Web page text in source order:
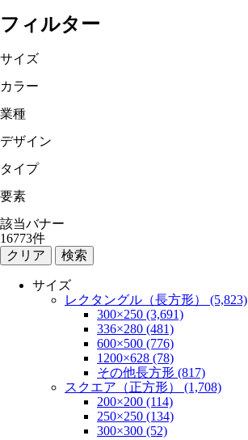
フィルター
サイズ
カラー
業種
デザイン
タイプ
要素
該当バナー
16773件
検索
サイズ
レクタングル（長方形） (5,823)
300×250 (3,691)
336×280 (481)
600×500 (776)
1200×628 (78)
その他長方形 (817)
スクエア（正方形） (1,708)
200×200 (114)
250×250 (134)
300×300 (52)